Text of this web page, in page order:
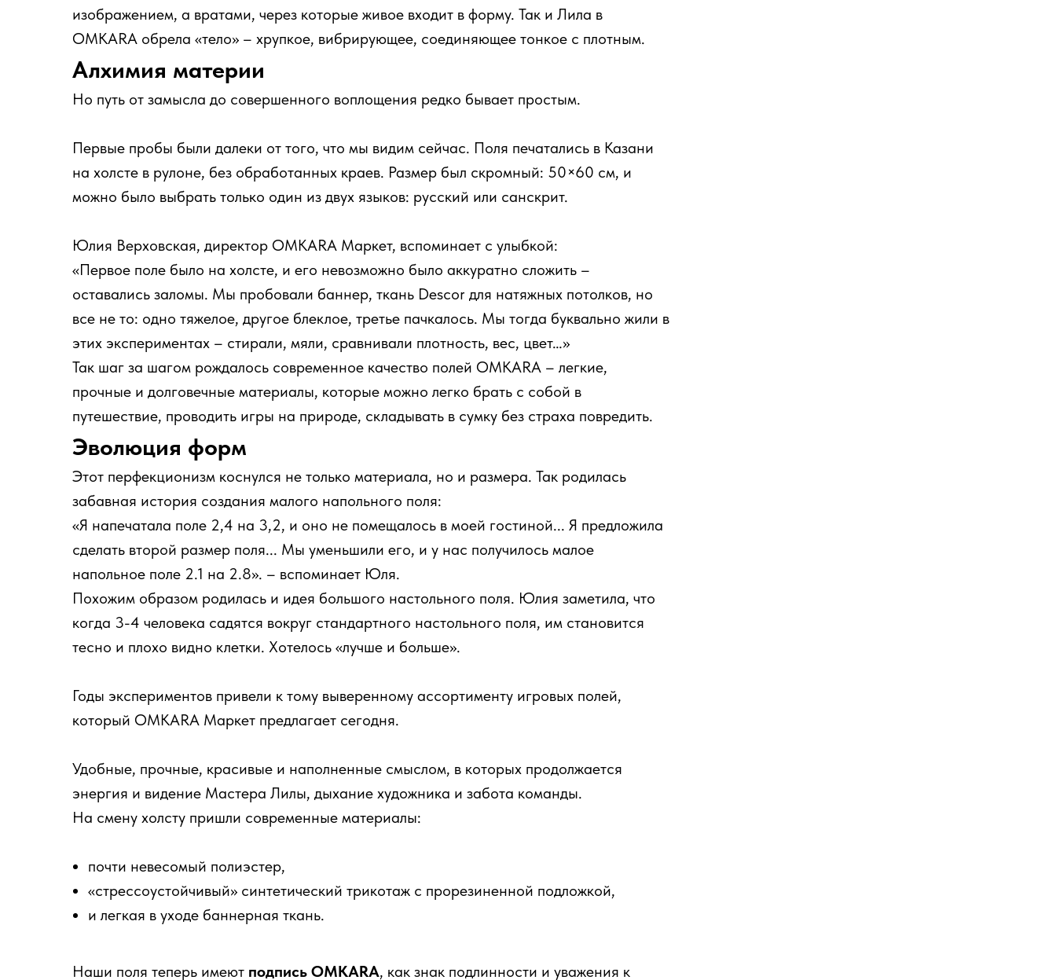
изображением, а вратами, через которые живое входит в форму. Так и Лила в
OMKARA обрела «тело» – хрупкое, вибрирующее, соединяющее тонкое с плотным.
Алхимия материи
Но путь от замысла до совершенного воплощения редко бывает простым.
Первые пробы были далеки от того, что мы видим сейчас. Поля печатались в Казани
на холсте в рулоне, без обработанных краев. Размер был скромный: 50×60 см, и
можно было выбрать только один из двух языков: русский или санскрит.
Юлия Верховская, директор OMKARA Маркет, вспоминает с улыбкой:
«Первое поле было на холсте, и его невозможно было аккуратно сложить –
оставались заломы. Мы пробовали баннер, ткань Descor для натяжных потолков, но
все не то: одно тяжелое, другое блеклое, третье пачкалось. Мы тогда буквально жили в
этих экспериментах – стирали, мяли, сравнивали плотность, вес, цвет…»
Так шаг за шагом рождалось современное качество полей OMKARA – легкие,
прочные и долговечные материалы, которые можно легко брать с собой в
путешествие, проводить игры на природе, складывать в сумку без страха повредить.
Эволюция форм
Этот перфекционизм коснулся не только материала, но и размера. Так родилась
забавная история создания малого напольного поля:
«Я напечатала поле 2,4 на 3,2, и оно не помещалось в моей гостиной... Я предложила
сделать второй размер поля... Мы уменьшили его, и у нас получилось малое
напольное поле 2.1 на 2.8». – вспоминает Юля.
Похожим образом родилась и идея большого настольного поля. Юлия заметила, что
когда 3-4 человека садятся вокруг стандартного настольного поля, им становится
тесно и плохо видно клетки. Хотелось «лучше и больше».
Годы экспериментов привели к тому выверенному ассортименту игровых полей,
который OMKARA Маркет предлагает сегодня.
Удобные, прочные, красивые и наполненные смыслом, в которых продолжается
энергия и видение Мастера Лилы, дыхание художника и забота команды.
На смену холсту пришли современные материалы:
почти невесомый полиэстер,
«стрессоустойчивый» синтетический трикотаж с прорезиненной подложкой,
и легкая в уходе баннерная ткань.
Наши поля теперь имеют подпись OMKARA, как знак подлинности и уважения к